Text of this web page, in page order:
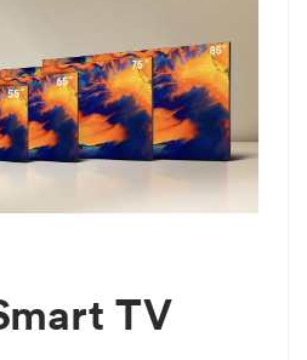
TV